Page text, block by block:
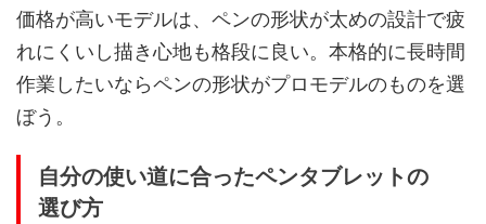
価格が高いモデルは、ペンの形状が太めの設計で疲
れにくいし描き心地も格段に良い。本格的に長時間
作業したいならペンの形状がプロモデルのものを選
ぼう。
自分の使い道に合ったペンタブレットの
選び方